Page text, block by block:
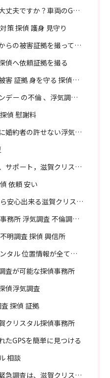
車両のGPS捜索なら滋賀クリスタル探偵事務所
策 探偵 護身 見守り
害証拠を撮って貴女を護ります
偵へ依頼証拠を撮る
証拠 身を守る 探偵に頼む
の不倫 、浮気調査に強い探偵
偵 慰謝料
の許せない浮気、無料相談で解決
ポート，滋賀クリスタル探偵
依頼 安い
る滋賀クリスタル探偵事務所へご依頼
浮気調査 不倫調査 専門 無料相談
明調査 探偵 興信所
位置情報が全てわかります
査が可能な探偵事務所
偵浮気調査
探偵 証拠
クリスタル探偵事務所
たGPSを簡単に見つける
相談
、滋賀クリスタル探偵事務所へご相談